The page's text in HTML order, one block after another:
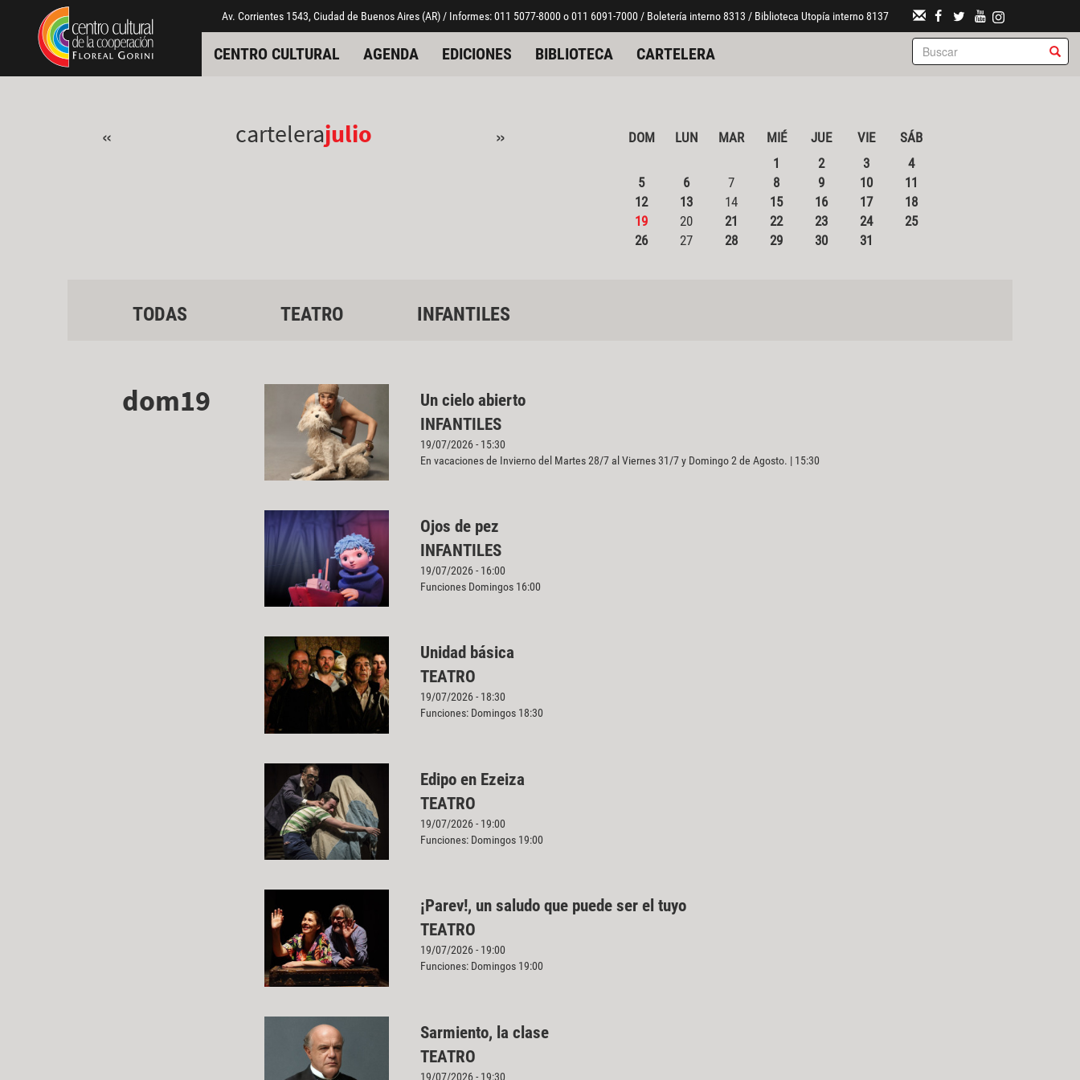
Pasar al contenido principal
Jump to main content Av. Corrientes 1543, Ciudad de Buenos Aires (AR) / Informes: 011 5077-8000 o 011 6091-7000 / Boletería interno 8313 / Biblioteca Utopía interno 8137
CENTRO CULTURAL AGENDA EDICIONES BIBLIOTECA CARTELERA
« cartelerajulio » DOM LUN MAR MIÉ JUE VIE
SÁB
1
2 3
4
5
6 7 8 9 10
11
12
13 14 15 16 17
18
19
20 21 22 23 24
25
26
27 28 29 30 31
TODAS TEATRO INFANTILES
dom19
Un cielo abierto
INFANTILES
19/07/2026 - 15:30
En vacaciones de Invierno del Martes 28/7 al Viernes 31/7 y Domingo 2 de Agosto. | 15:30
Ojos de pez
INFANTILES
19/07/2026 - 16:00
Funciones Domingos 16:00
Unidad básica
TEATRO
19/07/2026 - 18:30
Funciones: Domingos 18:30
Edipo en Ezeiza
TEATRO
19/07/2026 - 19:00
Funciones: Domingos 19:00
¡Parev!, un saludo que puede ser el tuyo
TEATRO
19/07/2026 - 19:00
Funciones: Domingos 19:00
Sarmiento, la clase
TEATRO
19/07/2026 - 19:30